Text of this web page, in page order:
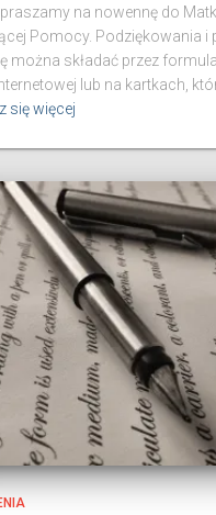
na nowennę do
Pomocy. Podziękowania i
można składać przez
lub na kartkach,
się więcej